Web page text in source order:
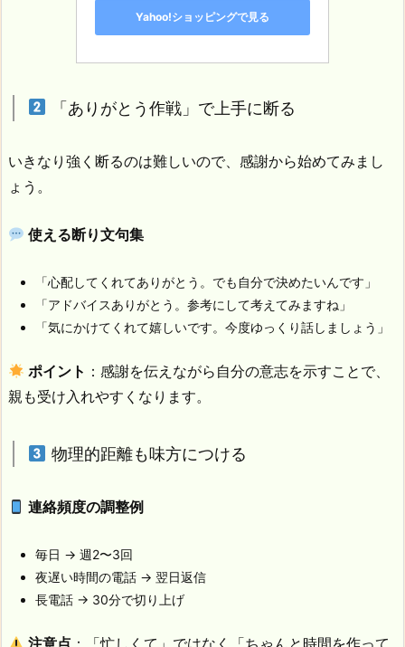
Yahoo!ショッピングで見る
「ありがとう作戦」で上手に断る
いきなり強く断るのは難しいので、感謝から始めてみまし
ょう。
使える断り文句集
「心配してくれてありがとう。でも自分で決めたいんです」
「アドバイスありがとう。参考にして考えてみますね」
「気にかけてくれて嬉しいです。今度ゆっくり話しましょう」
ポイント ：感謝を伝えながら自分の意志を示すことで、
親も受け入れやすくなります。
物理的距離も味方につける
連絡頻度の調整例
毎日 → 週2〜3回
夜遅い時間の電話 → 翌日返信
長電話 → 30分で切り上げ